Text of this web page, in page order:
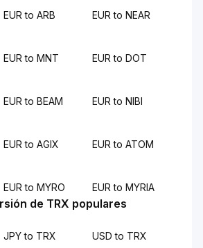
EUR to ARB EUR to NEAR
EUR to MNT EUR to DOT
EUR to BEAM EUR to NIBI
EUR to AGIX EUR to ATOM
EUR to MYRO EUR to MYRIA
de TRX populares
JPY to TRX USD to TRX